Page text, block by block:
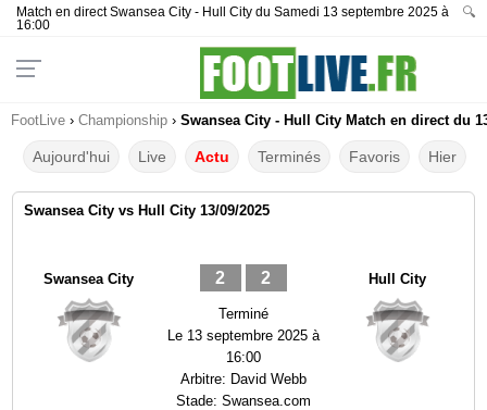
Match en direct Swansea City - Hull City du Samedi 13 septembre 2025 à
16:00
🔍
FootLive › Championship › Swansea City - Hull City Match en direct du
Aujourd'hui Live Actu Terminés Favoris Hier
Swansea City vs Hull City 13/09/2025
Swansea City 2 2
Terminé
Le 13 septembre 2025 à
16:00
Arbitre: David Webb
Stade: Swansea.com
Hull City